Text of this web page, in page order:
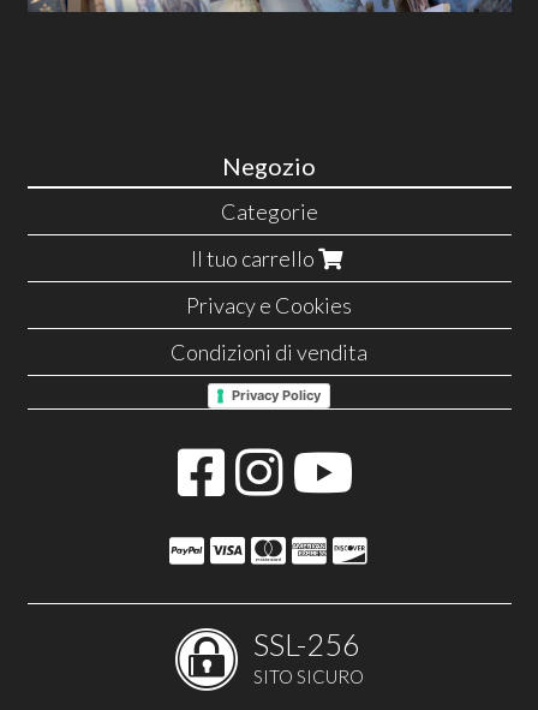
Negozio
Categorie
Il tuo carrello
Privacy e Cookies
Condizioni di vendita
Privacy Policy
SSL-256
SITO SICURO